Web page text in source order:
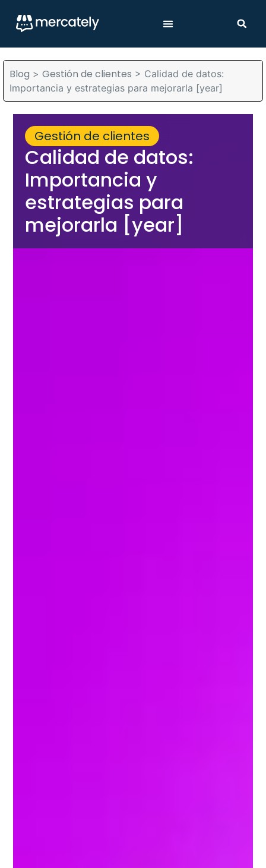
Blog > Gestión de clientes > Calidad de datos:
Importancia y estrategias para mejorarla [year]
Gestión de clientes
Calidad de datos:
Importancia y
estrategias para
mejorarla [year]